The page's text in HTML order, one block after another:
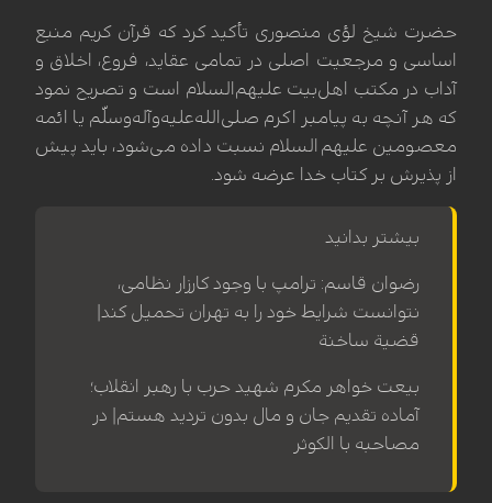
حضرت شیخ لؤی منصوری تأکید کرد که قرآن کریم منبع
اساسی و مرجعیت اصلی در تمامی عقاید، فروع، اخلاق و
آداب در مکتب اهل‌بیت علیهم‌السلام است و تصریح نمود
که هر آنچه به پیامبر اکرم صلی‌الله‌علیه‌وآله‌وسلّم یا ائمه
معصومین علیهم‌السلام نسبت داده می‌شود، باید پیش
از پذیرش بر کتاب خدا عرضه شود.
بیشتر بدانید
رضوان قاسم: ترامپ با وجود کارزار نظامی،
نتوانست شرایط خود را به تهران تحمیل کند|
قضیة ساخنة
بیعت خواهر مکرم شهید حرب با رهبر انقلاب؛
آماده تقدیم جان و مال بدون تردید هستم| در
مصاحبه با الکوثر